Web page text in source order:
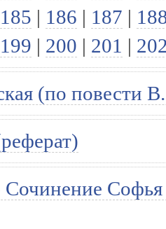
185 | 186 | 187 |
199 | 200 | 201 |
(по повести
Сочинение